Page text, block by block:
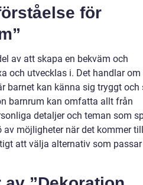
för
av att skapa en bekväm och
och utvecklas i. Det handlar
barnet kan känna sig tryggt och
barnrum kan omfatta allt från
detaljer och teman som
av möjligheter när det kommer till
att välja alternativ som